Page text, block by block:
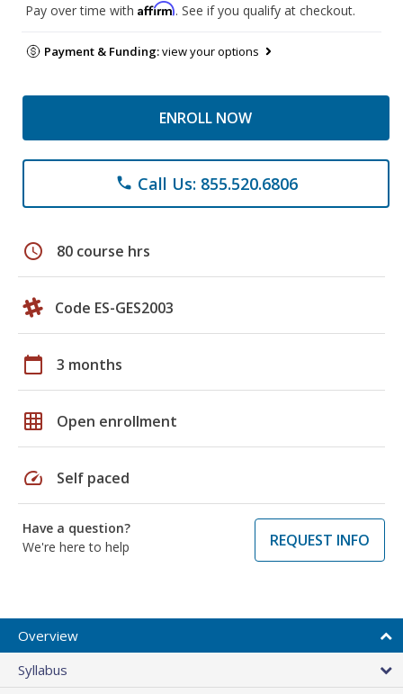
Pay over time with Affirm. See if you qualify at checkout.
Payment & Funding:view your options
ENROLL NOW
phone Call Us: 855.520.6806
schedule 80 course hrs
Code ES-GES2003
calendar_today 3 months
grid_on Open enrollment
speed Self paced
Have a question?
We're here to help
REQUEST INFO
Overview
Syllabus